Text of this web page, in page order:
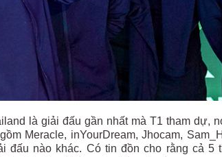
là giải đấu gần nhất mà T1 tham
Meracle, inYourDream, Jhocam,
đấu nào khác. Có tin đồn cho rằng cả